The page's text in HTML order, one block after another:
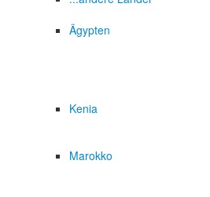
Ägypten
Kenia
Marokko